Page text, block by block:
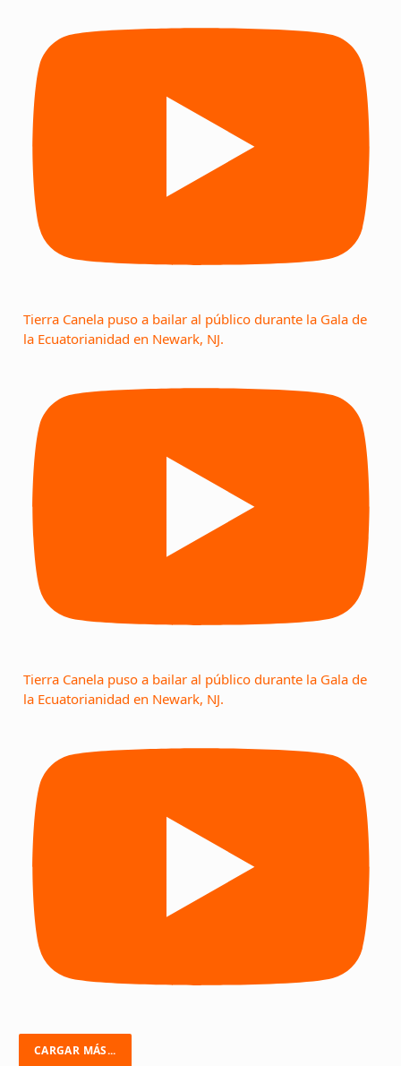
Tierra Canela puso a bailar al público durante la Gala de
la Ecuatorianidad en Newark, NJ.
Tierra Canela puso a bailar al público durante la Gala de
la Ecuatorianidad en Newark, NJ.
CARGAR MÁS...